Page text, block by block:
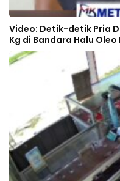
Video: Detik-detik Pria
Kg di Bandara Halu Oleo